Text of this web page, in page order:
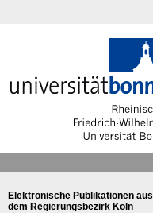
Elektronische Publikationen aus
dem Regierungsbezirk Köln